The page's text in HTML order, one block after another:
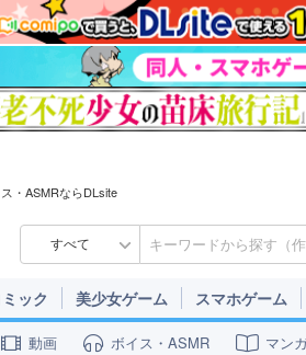
・ASMRならDLsite
すべて
ック 美少女ゲーム スマホゲーム
動画 ボイス・ASMR マン